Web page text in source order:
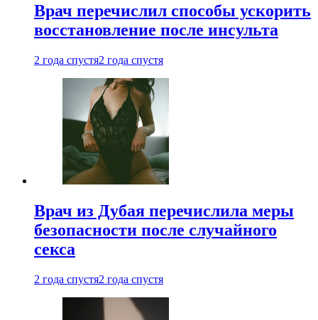
Врач перечислил способы ускорить
восстановление после инсульта
2 года спустя2 года спустя
Врач из Дубая перечислила меры
безопасности после случайного
секса
2 года спустя2 года спустя